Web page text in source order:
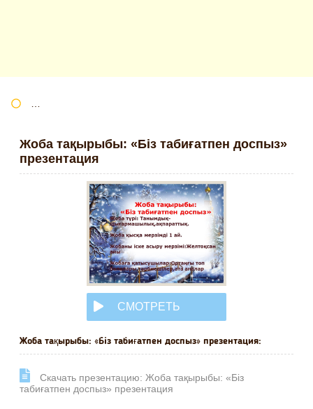
Жоба тақырыбы: «Біз табиғатпен доспыз»
презентация
СМОТРЕТЬ
ОНЛАЙН
Жоба тақырыбы: «Біз табиғатпен доспыз» презентация:
Cкачать презентацию: Жоба тақырыбы: «Біз
табиғатпен доспыз» презентация